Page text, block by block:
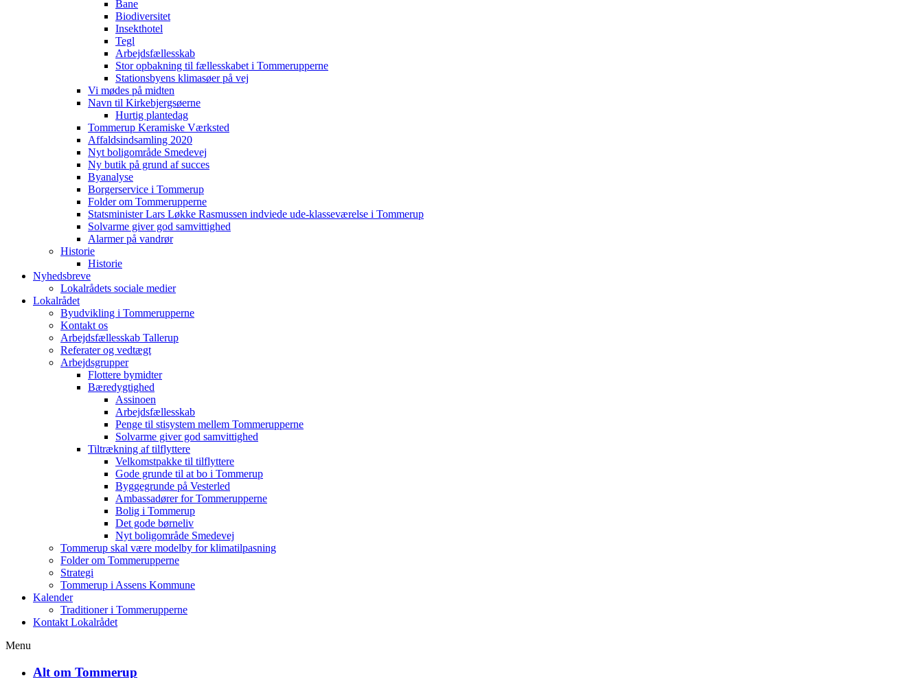
Bane
Biodiversitet
Insekthotel
Tegl
Arbejdsfællesskab
Stor opbakning til fællesskabet i Tommerupperne
Stationsbyens klimasøer på vej
Vi mødes på midten
Navn til Kirkebjergsøerne
Hurtig plantedag
Tommerup Keramiske Værksted
Affaldsindsamling 2020
Nyt boligområde Smedevej
Ny butik på grund af succes
Byanalyse
Borgerservice i Tommerup
Folder om Tommerupperne
Statsminister Lars Løkke Rasmussen indviede ude-klasseværelse i Tommerup
Solvarme giver god samvittighed
Alarmer på vandrør
Historie
Historie
Nyhedsbreve
Lokalrådets sociale medier
Lokalrådet
Byudvikling i Tommerupperne
Kontakt os
Arbejdsfællesskab Tallerup
Referater og vedtægt
Arbejdsgrupper
Flottere bymidter
Bæredygtighed
Assinoen
Arbejdsfællesskab
Penge til stisystem mellem Tommerupperne
Solvarme giver god samvittighed
Tiltrækning af tilflyttere
Velkomstpakke til tilflyttere
Gode grunde til at bo i Tommerup
Byggegrunde på Vesterled
Ambassadører for Tommerupperne
Bolig i Tommerup
Det gode børneliv
Nyt boligområde Smedevej
Tommerup skal være modelby for klimatilpasning
Folder om Tommerupperne
Strategi
Tommerup i Assens Kommune
Kalender
Traditioner i Tommerupperne
Kontakt Lokalrådet
Menu
Alt om Tommerup